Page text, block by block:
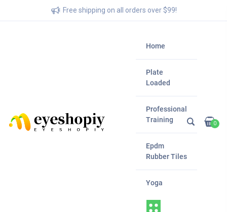
Free shipping on all orders over $99!
Home
Plate
Loaded
Professional
Training
Epdm
Rubber Tiles
Yoga
0